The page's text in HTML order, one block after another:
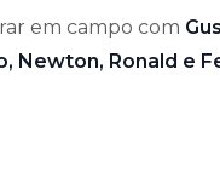
em campo com
Newton, Ronald e